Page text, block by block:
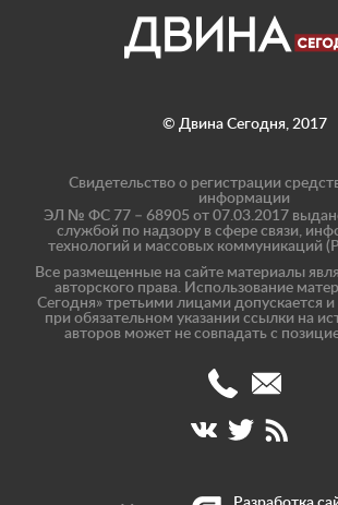
© Двина Сегодня, 2017
Свидетельство о регистрации
информации
ЭЛ № ФС 77 – 68905 от 07.03.2017
службой по надзору в сфере связи,
технологий и массовых коммуникаций
Все размещенные на сайте материалы
авторского права. Использование
Сегодня» третьими лицами допускается и
при обязательном указании ссылки на
авторов может не совпадать с
(8182)
47-
40